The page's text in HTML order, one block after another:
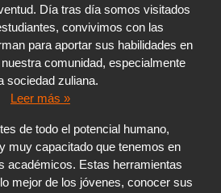
Día tras día somos visitados
convivimos con las
para aportar sus habilidades en
comunidad, especialmente
sociedad zuliana.
Leer más »
de todo el potencial humano,
muy capacitado que tenemos en
académicos. Estas herramientas
mejor de los jóvenes, conocer sus